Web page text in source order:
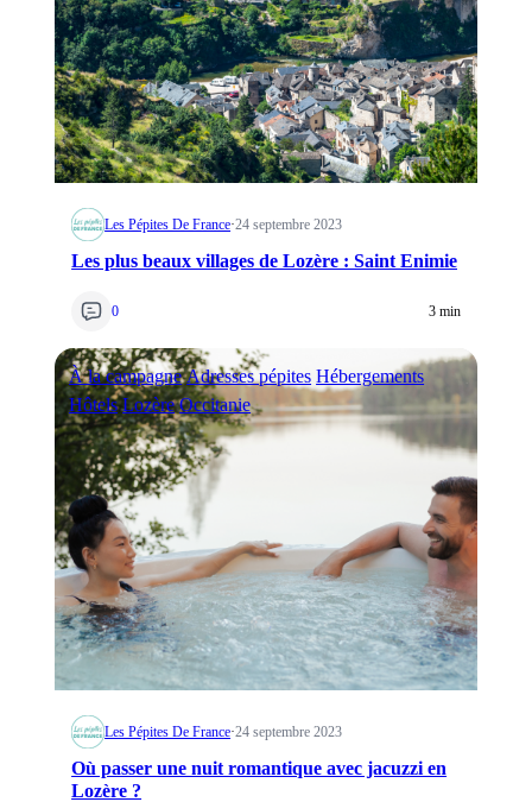
Les Pépites De France·24 septembre 2023
Les plus beaux villages de Lozère : Saint Enimie
0 3 min
À la campagne Adresses pépites Hébergements
Hôtels Lozère Occitanie
Les Pépites De France·24 septembre 2023
Où passer une nuit romantique avec jacuzzi en
Lozère ?